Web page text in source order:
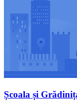
Școala și